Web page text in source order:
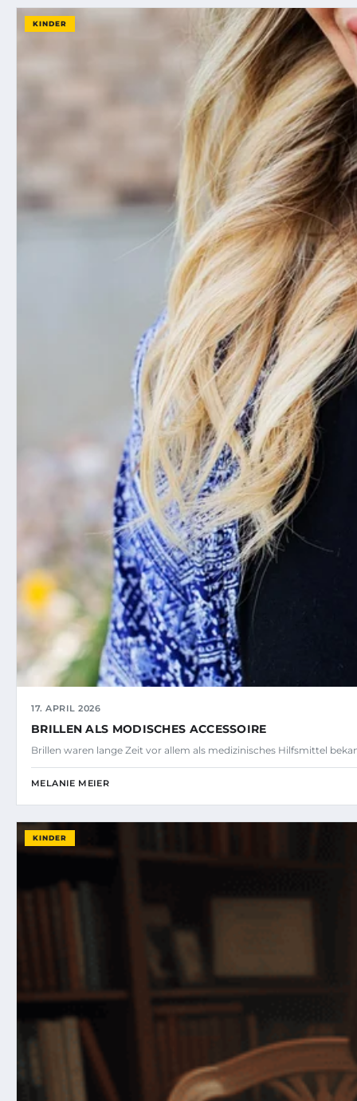
KINDER
17. APRIL 2026
BRILLEN ALS MODISCHES ACCESSOIRE
Brillen waren lange Zeit vor allem als medizinisches Hilfsmittel
MELANIE MEIER
KINDER